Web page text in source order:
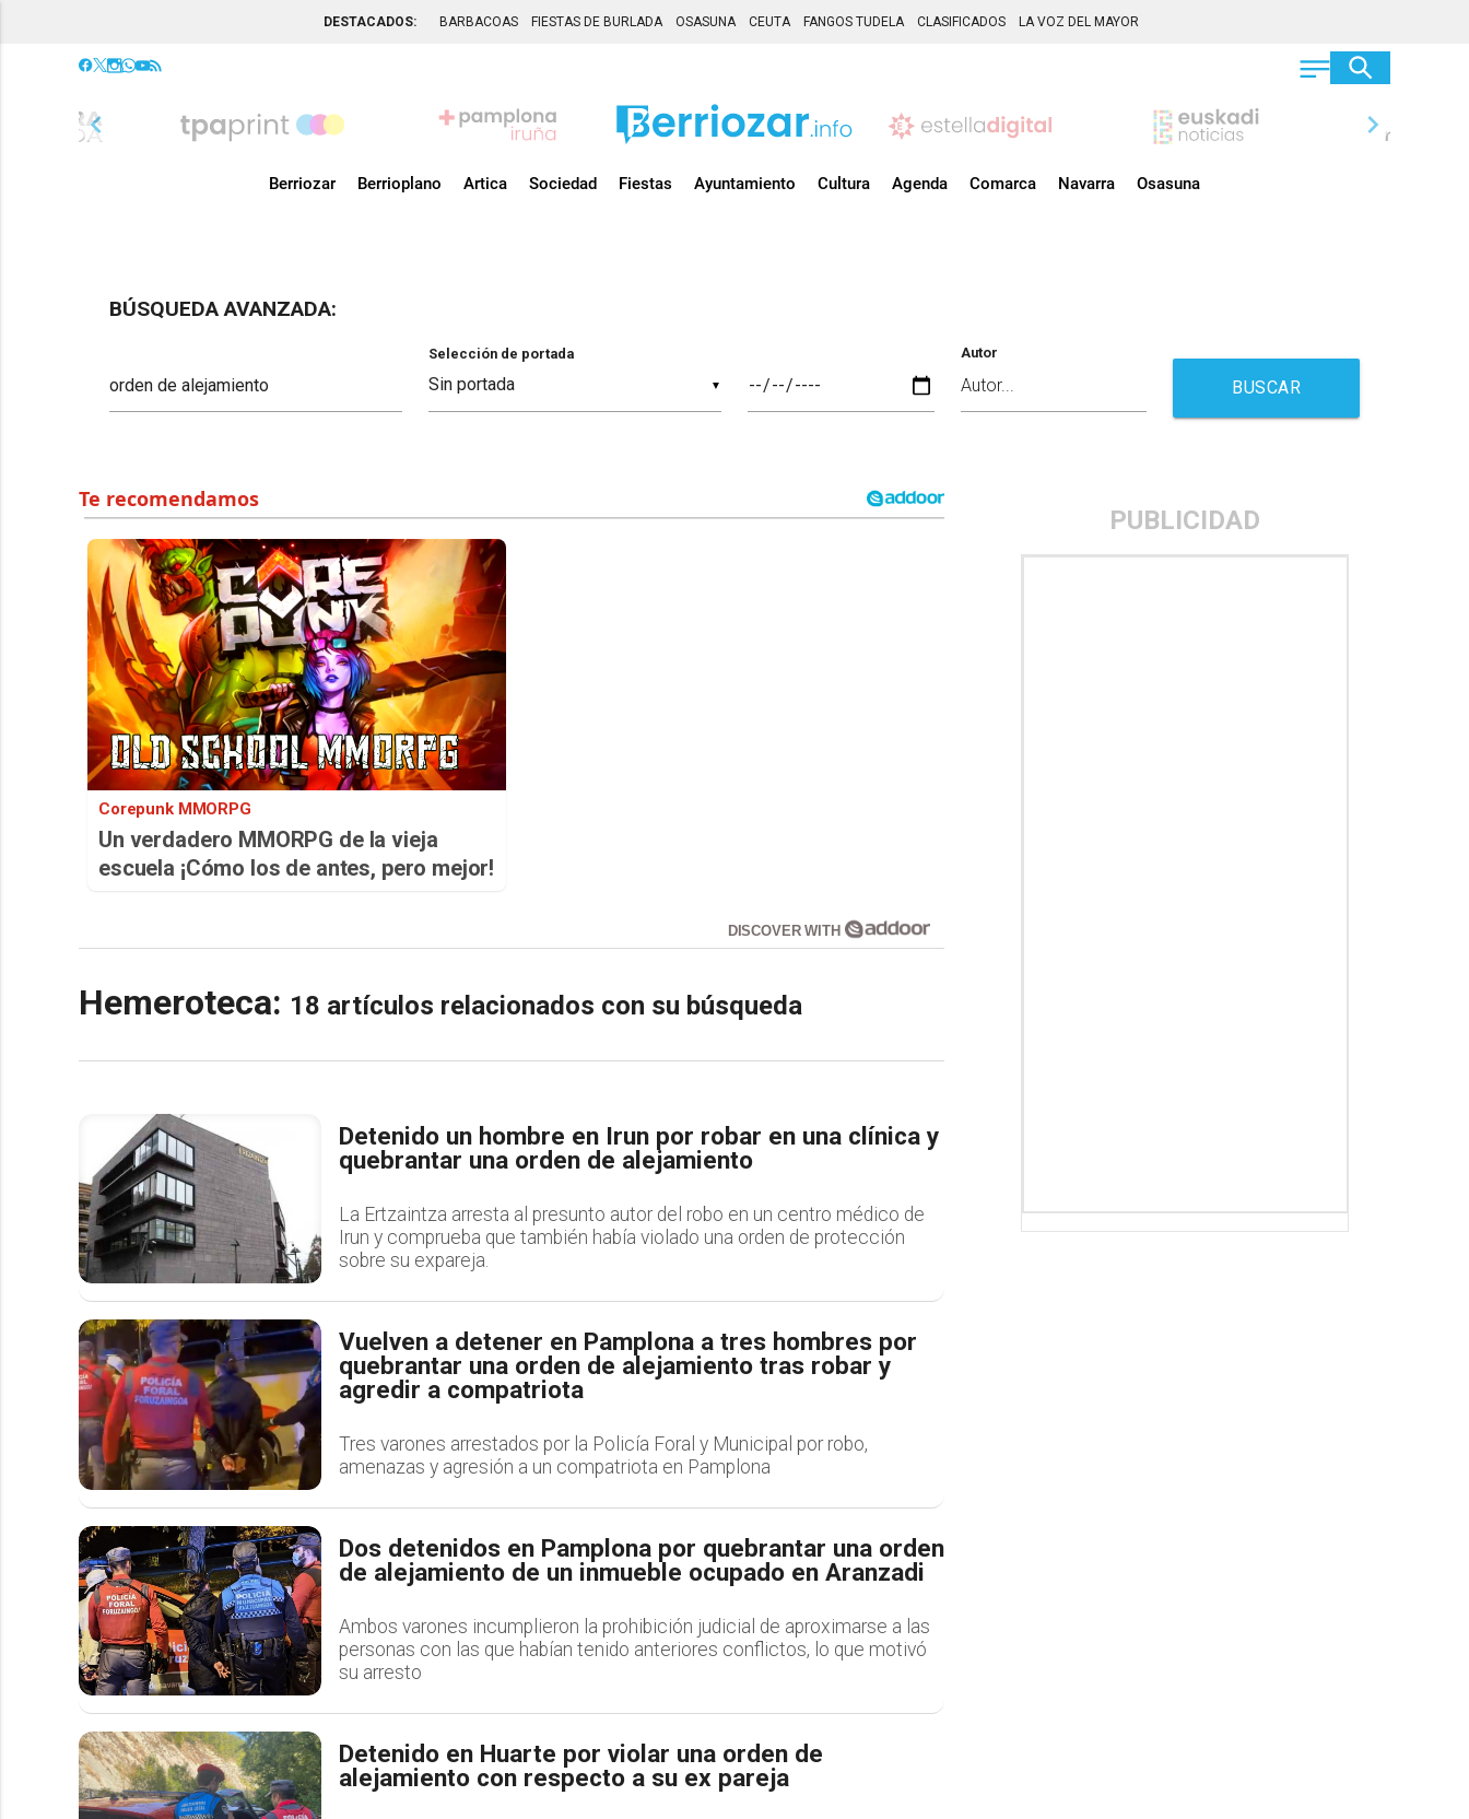
DESTACADOS: BARBACOAS FIESTAS DE BURLADA OSASUNA CEUTA FANGOS TUDELA CLASIFICADOS LA VOZ DEL MAYOR
chevron_left chevron_right
Berriozar Berrioplano Artica Sociedad Fiestas Ayuntamiento Cultura Agenda Comarca Navarra Osasuna
BÚSQUEDA AVANZADA:
▼
Selección de portada Autor
BUSCAR
Corepunk MMORPG
Un verdadero MMORPG de la vieja
escuela ¡Cómo los de antes, pero mejor!
DISCOVER WITH
Hemeroteca: 18 artículos relacionados con su búsqueda
Detenido un hombre en Irun por robar en una clínica y
quebrantar una orden de alejamiento
La Ertzaintza arresta al presunto autor del robo en un centro médico de
Irun y comprueba que también había violado una orden de protección
sobre su expareja.
Vuelven a detener en Pamplona a tres hombres por
quebrantar una orden de alejamiento tras robar y
agredir a compatriota
Tres varones arrestados por la Policía Foral y Municipal por robo,
amenazas y agresión a un compatriota en Pamplona
Dos detenidos en Pamplona por quebrantar una orden
de alejamiento de un inmueble ocupado en Aranzadi
Ambos varones incumplieron la prohibición judicial de aproximarse a las
personas con las que habían tenido anteriores conflictos, lo que motivó
su arresto
Detenido en Huarte por violar una orden de
alejamiento con respecto a su ex pareja
PUBLICIDAD